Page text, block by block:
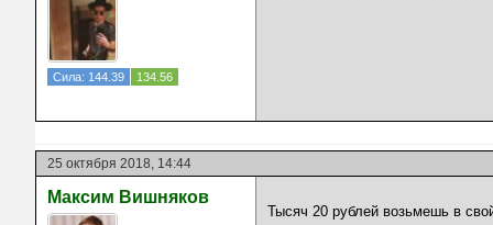
Сила: 144.39 134.56
25 октября 2018, 14:44
Максим Вишняков
Тысяч 20 рублей возьмешь в